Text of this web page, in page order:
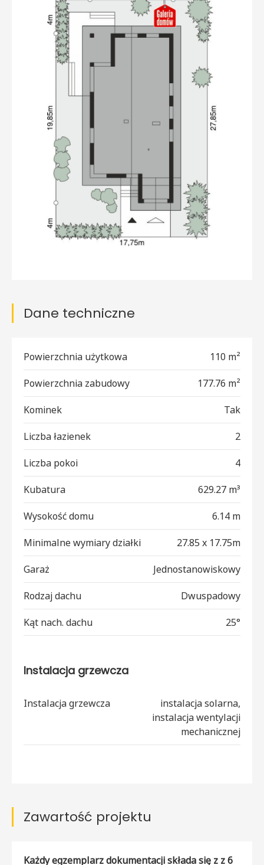
Dane techniczne
Powierzchnia użytkowa 110 m²
Powierzchnia zabudowy 177.76 m²
Kominek Tak
Liczba łazienek 2
Liczba pokoi 4
Kubatura 629.27 m³
Wysokość domu 6.14 m
Minimalne wymiary działki 27.85 x 17.75m
Garaż Jednostanowiskowy
Rodzaj dachu Dwuspadowy
Kąt nach. dachu 25°
Instalacja grzewcza
Instalacja grzewcza
instalacja solarna,
instalacja wentylacji
mechanicznej
Zawartość projektu
Każdy egzemplarz dokumentacji składa się z z 6